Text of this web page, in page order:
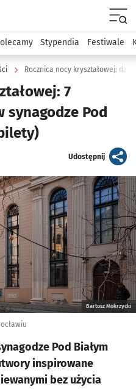
podserwis: Kultura
Stypendia Festiwale
Rocznica nocy kryształowej: dziś
7
Pod
Udostępnijartykuł
Bartosz Mokrzycki
Pod Białym
inspirowane
bez użycia